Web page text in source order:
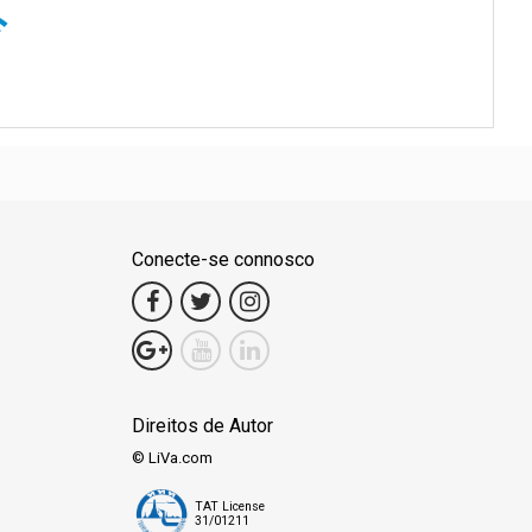
do mar criam um ambiente idílico para descanso e
fresco. Além disso, o cais é uma montra do artesanato
Conecte-se connosco
Direitos de Autor
© LiVa.com
TAT License
31/01211